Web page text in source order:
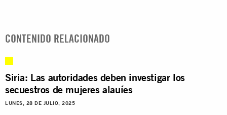
CONTENIDO RELACIONADO
Siria: Las autoridades deben investigar los
secuestros de mujeres alauíes
LUNES, 28 DE JULIO, 2025